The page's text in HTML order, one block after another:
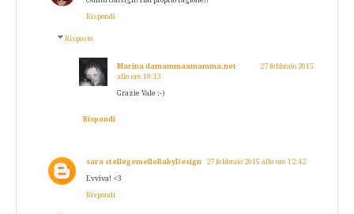
Rispondi
Risposte
Marina damammaamamma.net
27 febbraio 2015
alle ore 18:13
Grazie Vale :-)
Rispondi
sara stellegemelleBabyDesign 27 febbraio 2015 alle ore 12:42
Evviva! <3
Rispondi